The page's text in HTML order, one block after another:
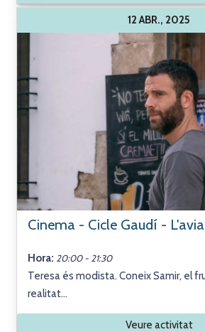
12 ABR., 2025
Cinema - Cicle Gaudí -
Hora: 20:00 - 21:30
Teresa és modista. Coneix Samir, el
realitat...
Veure activitat